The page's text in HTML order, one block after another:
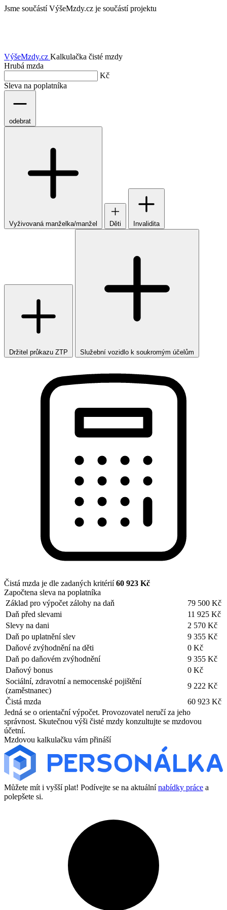
Jsme součástí VýšeMzdy.cz je součástí projektu
VýšeMzdy.cz Kalkulačka čisté mzdy
Hrubá mzda
Kč
Sleva na poplatníka
odebrat
Vyživovaná manželka/manžel Děti Invalidita
Držitel průkazu ZTP Služební vozidlo k soukromým účelům
Čistá mzda je dle zadaných kritérií60 923 Kč
Započtena sleva na poplatníka
Základ pro výpočet zálohy na daň
79 500 Kč
Daň před slevami
11 925 Kč
Slevy na dani
2 570 Kč
Daň po uplatnění slev
9 355 Kč
Daňové zvýhodnění na děti
0 Kč
Daň po daňovém zvýhodnění
9 355 Kč
Daňový bonus
0 Kč
Sociální, zdravotní a nemocenské pojištění
(zaměstnanec)
9 222 Kč
Čistá mzda
60 923 Kč
Jedná se o orientační výpočet. Provozovatel neručí za jeho
správnost. Skutečnou výši čisté mzdy konzultujte se mzdovou
účetní.
Mzdovou kalkulačku vám přináší
Můžete mít i vyšší plat! Podívejte se na aktuálnínabídky práce a
polepšete si.